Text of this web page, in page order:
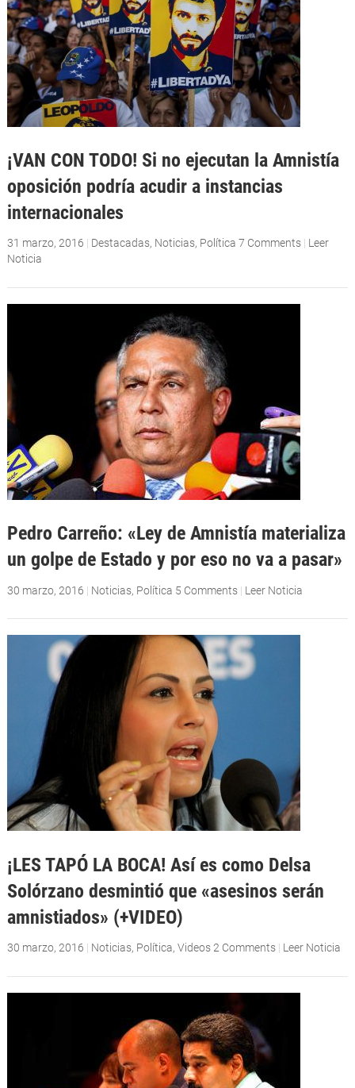
¡VAN CON TODO! Si no ejecutan la Amnistía
oposición podría acudir a instancias
internacionales
31 marzo, 2016 | Destacadas, Noticias, Política 7 Comments | Leer
Noticia
Pedro Carreño: «Ley de Amnistía materializa
un golpe de Estado y por eso no va a pasar»
30 marzo, 2016 | Noticias, Política 5 Comments | Leer Noticia
¡LES TAPÓ LA BOCA! Así es como Delsa
Solórzano desmintió que «asesinos serán
amnistiados» (+VIDEO)
30 marzo, 2016 | Noticias, Política, Videos 2 Comments | Leer Noticia